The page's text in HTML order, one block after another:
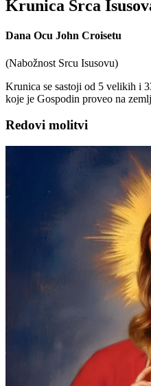
Krunica Srca
Dana Ocu John Croisetu
(Nabožnost Srcu Isusovu)
Krunica se sastoji od 5 velikih i
koje je Gospodin proveo na
Redovi molitvi